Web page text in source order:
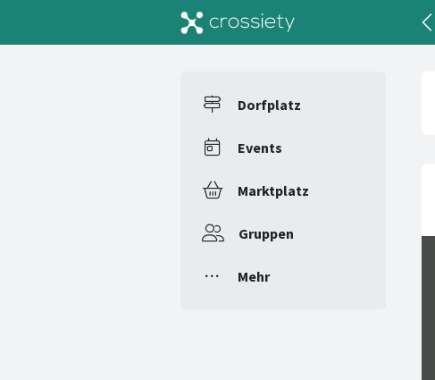
Dorfplatz
Events
Marktplatz
Gruppen
Mehr